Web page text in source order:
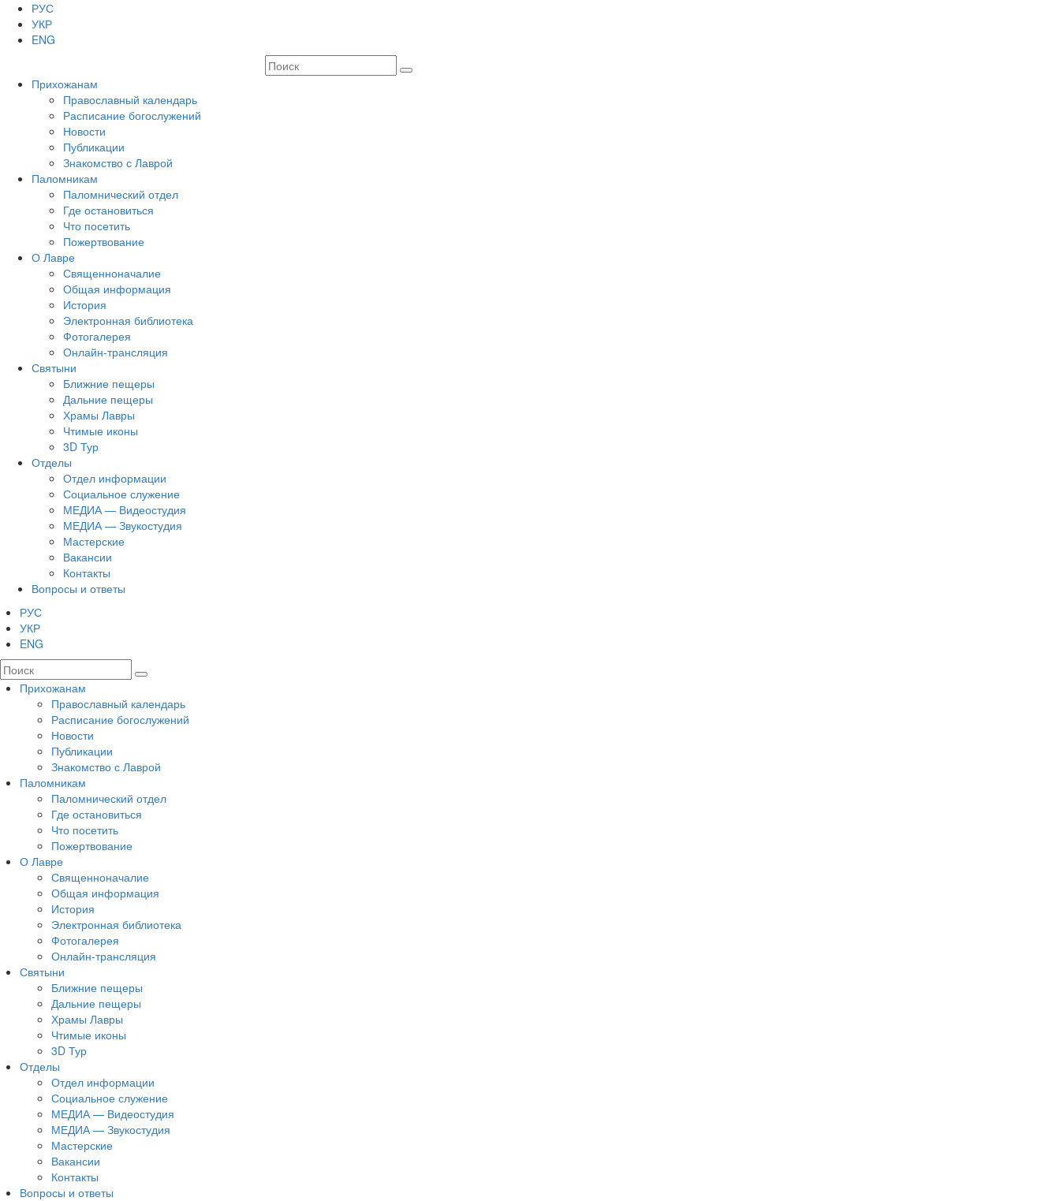
РУС
УКР
ENG
Прихожанам
Православный календарь
Расписание богослужений
Новости
Публикации
Знакомство с Лаврой
Паломникам
Паломнический отдел
Где остановиться
Что посетить
Пожертвование
О Лавре
Священноначалие
Общая информация
История
Электронная библиотека
Фотогалерея
Онлайн-трансляция
Святыни
Ближние пещеры
Дальние пещеры
Храмы Лавры
Чтимые иконы
3D Тур
Отделы
Отдел информации
Социальное служение
МЕДИА — Видеостудия
МЕДИА — Звукостудия
Мастерские
Вакансии
Контакты
Вопросы и ответы
РУС
УКР
ENG
Прихожанам
Православный календарь
Расписание богослужений
Новости
Публикации
Знакомство с Лаврой
Паломникам
Паломнический отдел
Где остановиться
Что посетить
Пожертвование
О Лавре
Священноначалие
Общая информация
История
Электронная библиотека
Фотогалерея
Онлайн-трансляция
Святыни
Ближние пещеры
Дальние пещеры
Храмы Лавры
Чтимые иконы
3D Тур
Отделы
Отдел информации
Социальное служение
МЕДИА — Видеостудия
МЕДИА — Звукостудия
Мастерские
Вакансии
Контакты
Вопросы и ответы